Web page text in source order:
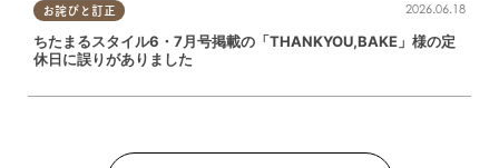
お詫びと訂正 2026.06.18
ちたまるスタイル6・7月号掲載の「THANKYOU,BAKE」様の定
休日に誤りがありました